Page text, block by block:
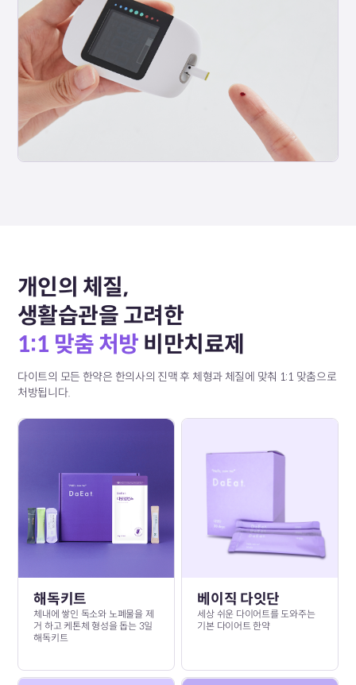
개인의 체질,
생활습관을 고려한
1:1 맞춤 처방 비만치료제
다이트의 모든 한약은 한의사의 진맥 후 체형과 체질에 맞춰 1:1 맞춤으로
처방됩니다.
해독키트
체내에 쌓인 독소와 노폐물을 제
거 하고 케톤체 형성을 돕는 3일
해독키트
베이직 다잇단
세상 쉬운 다이어트를 도와주는
기본 다이어트 한약